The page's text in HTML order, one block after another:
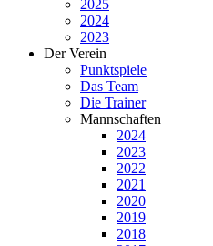
2025
2024
2023
Der Verein
Punktspiele
Das Team
Die Trainer
Mannschaften
2024
2023
2022
2021
2020
2019
2018